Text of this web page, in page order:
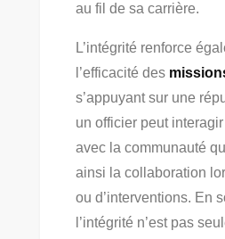
au fil de sa carrière.
L’intégrité renforce
l’efficacité des
s’appuyant sur une
un officier peut
avec la communauté
ainsi la collaboration
ou d’interventions. En
l’intégrité n’est pas